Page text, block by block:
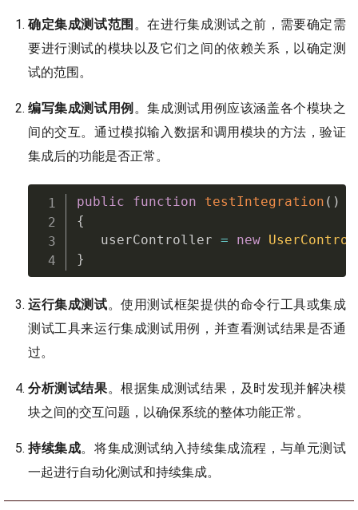
确定集成测试范围 。在进行集成测试之前，需要确定需
要进行测试的模块以及它们之间的依赖关系，以确定测
试的范围。
编写集成测试用例 。集成测试用例应该涵盖各个模块之
间的交互。通过模拟输入数据和调用模块的方法，验证
集成后的功能是否正常。
public function testIntegration ( )
{
   userController
= new
}
运行集成测试。使用测试框架提供的命令行工具或集成
测试工具来运行集成测试用例，并查看测试结果是否通
过。
分析测试结果。根据集成测试结果，及时发现并解决模
块之间的交互问题，以确保系统的整体功能正常。
持续集成。将集成测试纳入持续集成流程，与单元测试
一起进行自动化测试和持续集成。